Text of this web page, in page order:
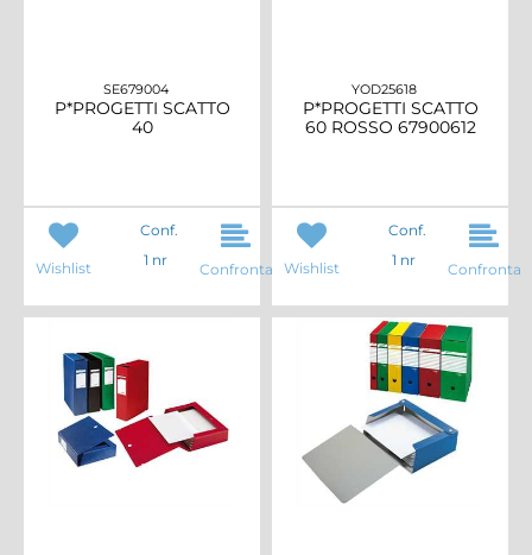
SE679004
P*PROGETTI SCATTO
40
Wishlist
Conf.
1 nr
Confronta
YOD25618
P*PROGETTI SCATTO
60 ROSSO 67900612
Wishlist
Conf.
1 nr
Confronta